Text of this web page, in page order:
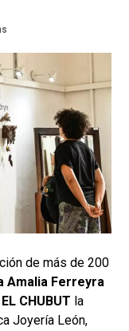
de más de 200
Amalia Ferreyra
EL CHUBUT la
Joyería León,